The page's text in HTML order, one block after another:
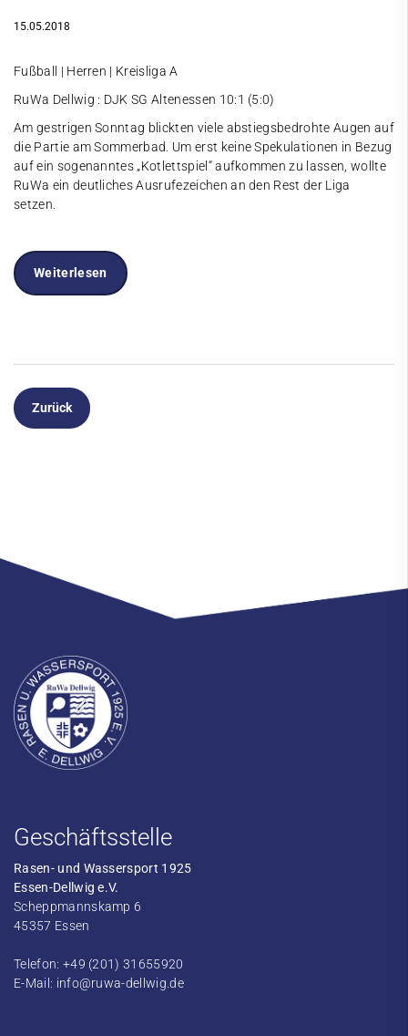
15.05.2018
Fußball | Herren | Kreisliga A
RuWa Dellwig : DJK SG Altenessen 10:1 (5:0)
Am gestrigen Sonntag blickten viele abstiegsbedrohte Augen auf
die Partie am Sommerbad. Um erst keine Spekulationen in Bezug
auf ein sogenanntes „Kotlettspiel“ aufkommen zu lassen, wollte
RuWa ein deutliches Ausrufezeichen an den Rest der Liga
setzen.
Weiterlesen
Zurück
Geschäftsstelle
Rasen- und Wassersport 1925
Essen-Dellwig e.V.
Scheppmannskamp 6
45357 Essen
Telefon: +49 (201) 31655920
E-Mail: info@ruwa-dellwig.de